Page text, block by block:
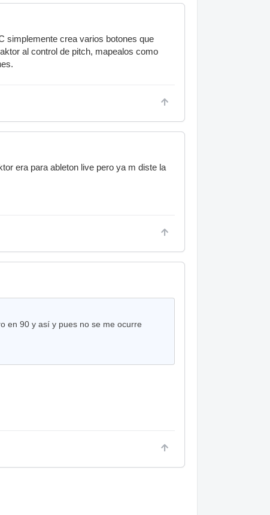
simplemente crea varios botones que
al control de pitch, mapealos como
era para ableton live pero ya m diste la
en 90 y así y pues no se me ocurre